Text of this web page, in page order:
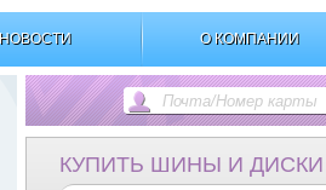
НОВОСТИ О КОМПАНИИ
КУПИТЬ ШИНЫ И ДИСКИ